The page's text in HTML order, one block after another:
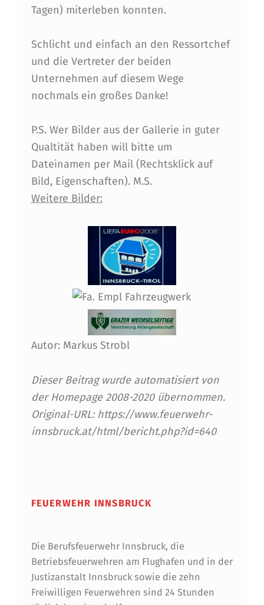
Tagen) miterleben konnten.
Schlicht und einfach an den Ressortchef
und die Vertreter der beiden
Unternehmen auf diesem Wege
nochmals ein großes Danke!
P.S. Wer Bilder aus der Gallerie in guter
Qualtität haben will bitte um
Dateinamen per Mail (Rechtsklick auf
Bild, Eigenschaften). M.S.
Weitere Bilder:
Autor: Markus Strobl
Dieser Beitrag wurde automatisiert von
der Homepage 2008-2020 übernommen.
Original-URL: https://www.feuerwehr-
innsbruck.at/html/bericht.php?id=640
FEUERWEHR INNSBRUCK
Die Berufsfeuerwehr Innsbruck, die
Betriebsfeuerwehren am Flughafen und in der
Justizanstalt Innsbruck sowie die zehn
Freiwilligen Feuerwehren sind 24 Stunden